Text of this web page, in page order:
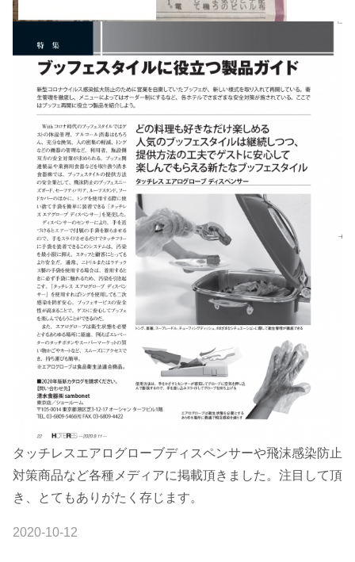
タッチレスエアログローブディスペンサーや飛沫感染防止
対策商品など各種メディアに掲載頂きました。注目して頂
き、とてもありがたく存じます。
2020-10-12